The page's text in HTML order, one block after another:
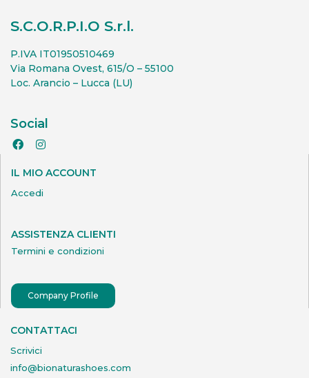
S.C.O.R.P.I.O S.r.l.
P.IVA IT01950510469
Via Romana Ovest, 615/O – 55100
Loc. Arancio – Lucca (LU)
Social
IL MIO ACCOUNT
Accedi
ASSISTENZA CLIENTI
Termini e condizioni
Company Profile
CONTATTACI
Scrivici
info@bionaturashoes.com